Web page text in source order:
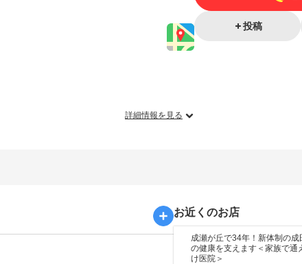
詳細情報を見る
投稿
お近くのお店
成瀬が丘で34年！新体制の
の健康を支えます＜家族で通
け医院＞